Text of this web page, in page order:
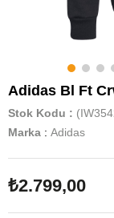
Adidas Bl Ft
Stok Kodu
Marka : Adidas
₺2.799,00